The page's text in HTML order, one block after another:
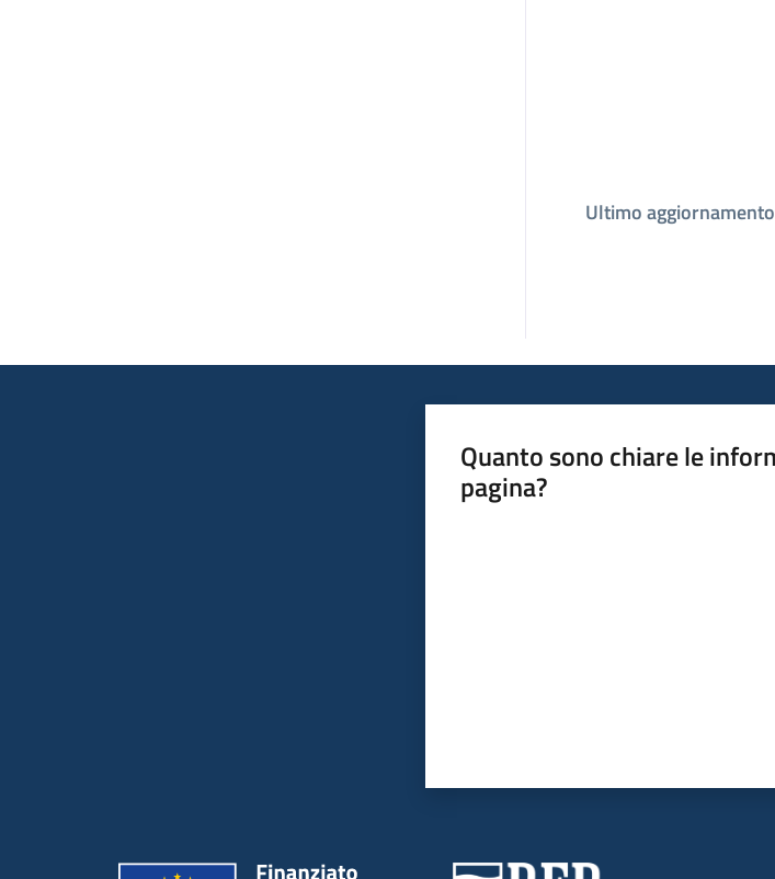
Ultimo aggiornamento
Quanto sono chiare le
pagina?